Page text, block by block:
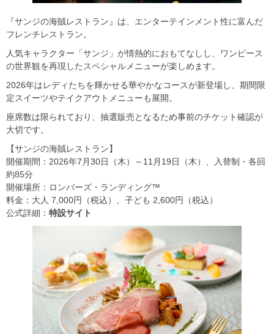
『サンジの海賊レストラン』は、エンターテインメント性に富んだ
フレンチレストラン。
人気キャラクター「サンジ」が情熱的におもてなしし、ワンピース
の世界観を再現したスペシャルメニューが楽しめます。
2026年はレディたちを輝かせる華やかなコースが新登場し、期間限
定スイーツやテイクアウトメニューも展開。
座席数は限られており、抽選販売となるため事前のチケット確認が
大切です。
【サンジの海賊レストラン】
開催期間：2026年7月30日（木）～11月19日（木）、入替制・各回
約85分
開催場所：ロンバーズ・ランディング™
料金：大人 7,000円（税込）、子ども 2,600円（税込）
公式詳細： 特設サイト